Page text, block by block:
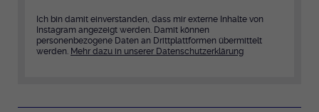
Ich bin damit einverstanden, dass mir externe Inhalte von
Instagram angezeigt werden. Damit können
personenbezogene Daten an Drittplattformen übermittelt
werden. Mehr dazu in unserer Datenschutzerklärung